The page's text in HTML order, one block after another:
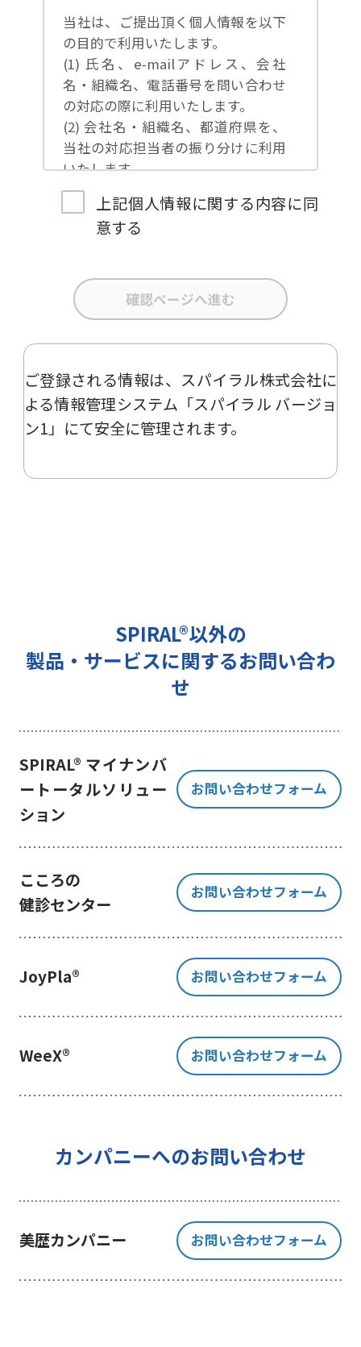
当社は、ご提出頂く個人情報を以下
の目的で利用いたします。
(1) 氏名、e-mailアドレス、会社
名・組織名、電話番号を問い合わせ
の対応の際に利用いたします。
(2) 会社名・組織名、都道府県を、
当社の対応担当者の振り分けに利用
いたします。
(3) お問合せ内容について集計分析
を行い、当社製品・サービスの企画
開発や、販促営業活動の参考にいた
(4) 氏名、e-mailアドレス、会社
名・組織名、電話番号を、当社の製
品・サービスのご案内や当社が独自
ー、イベント、展示会の開催や出展
情報の提供の際に利用いたします。
その他の目的では使用致しません。
2 個人情報の管理について
という）に準拠した適切な保護措置
を講じます。
3 個人情報の第三者提供について
き、ご提出いただく個人情報を、貴
はございません。
但し、お客様から同意をいただいた
場合のみ、日本及びアメリカ合衆国
※Google LLC は日本の個人情報保
護法が適用される個人情報取扱事業
者と同等の体制を整備しています。
詳しくは、11.Google 拡張コンバ
ージョンの利用をご確認ください。
当社が管理する本フォームから取
得した情報とGoogle LLC が管理す
る当社Webサイト閲覧履歴等の情報
を紐づけ、お客様の興味関心に沿っ
た当社サービスに関する広告の配信
4 個人情報の外部委託について
個人情報の取扱いを一部、または全
部を委託する場合、十分な個人情報
の保護水準を満たしている者を選定
する基準を確立、選定し、管理監督
いたします。
上記個人情報に関する内容に同
意する
ご登録される情報は、 スパイラル株式会社に
よる情報管理システム「スパイラル バージョ
ン1」 にて安全に管理されます。
SPIRAL®以外の
製品・サービスに関するお問い合わ
せ
SPIRAL® マイナンバ
ートータルソリュー
ション
お問い合わせフォーム
こころの
健診センター
お問い合わせフォーム
JoyPla® お問い合わせフォーム
WeeX® お問い合わせフォーム
カンパニーへのお問い合わせ
美歴カンパニー お問い合わせフォーム